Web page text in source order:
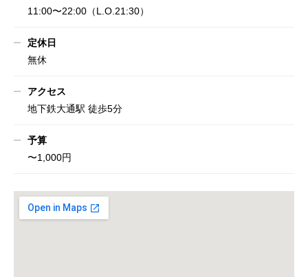
11:00〜22:00（L.O.21:30）
定休日
無休
アクセス
地下鉄大通駅 徒歩5分
予算
〜1,000円